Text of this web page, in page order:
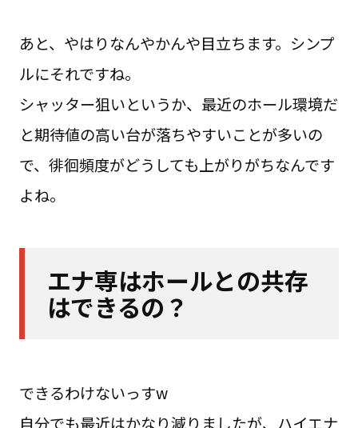
あと、やはりなんやかんや目立ちます。シンプ
ルにそれですね。
シャッター狙いというか、最近のホール環境だ
と期待値の高い台が落ちやすいことが多いの
で、徘徊頻度がどうしても上がりがちなんです
よね。
エナ専はホールとの共存
はできるの？
できるわけないっすw
自分でも最近はかなり減りましたが、ハイエナ